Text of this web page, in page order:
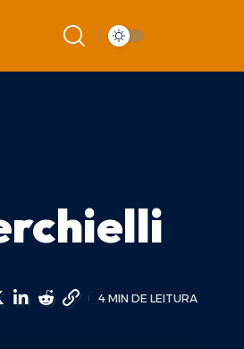
4 MIN DE LEITURA